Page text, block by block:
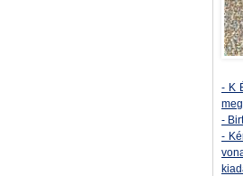
- K
-
-